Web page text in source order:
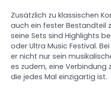
Zusätzlich zu klassischen
auch ein fester Bestandteil
seine Sets sind Highlights
oder Ultra Music Festival.
er nicht nur sein
es zudem, eine Verbindung
die jedes Mal einzigartig ist.